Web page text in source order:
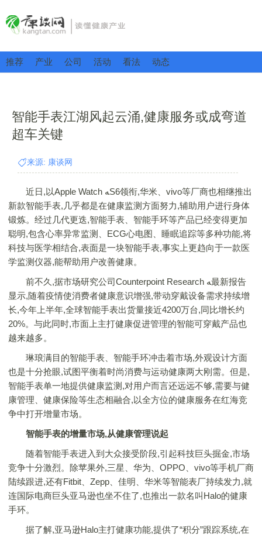
推荐 产业 公司 活动 看法 动态
智能手表江湖风起云涌,健康服务或成弯道
超车关键
来源: 康谈网
近日,以Apple Watch ﻪS6领衔,华米、vivo等厂商也相继推出
新款智能手表,几乎都是在健康监测方面努力,辅助用户进行身体
锻炼。经过几代更迭,智能手表、智能手环等产品已经变得更加
聪明,包含心率异常监测、ECG心电图、睡眠追踪等多种功能,将
科技与医学相结合,表面是一块智能手表,事实上更趋向于一款医
学监测仪器,能帮助用户改善健康。
前不久,据市场研究公司Counterpoint Research ﻪ最新报告
显示,随着疫情使消费者健康意识增强,带动穿戴设备需求持续增
长,今年上半年,全球智能手表出货量接近4200万台,同比增长约
20%。与此同时,市面上主打健康促进管理的智能可穿戴产品也
越来越多。
琳琅满目的智能手表、智能手环冲击着市场,外观设计方面
也是十分抢眼,试图平衡着时尚消费与运动健康两大刚需。但是,
智能手表单一地提供健康监测,对用户而言还远远不够,需要与健
康管理、健康保险等生态相融合,以全方位的健康服务在红海竞
争中打开增量市场。
智能手表的增量市场,从健康管理说起
随着智能手表进入到大众接受阶段,引起科技巨头掘金,市场
竞争十分激烈。除苹果外,三星、华为、OPPO、vivo等手机厂商
陆续跟进,还有Fitbit、Zepp、佳明、华米等智能表厂持续发力,就
连国际电商巨头亚马逊也坐不住了,也推出一款名叫Halo的健康
手环。
据了解,亚马逊Halo主打健康功能,提供了“积分”跟踪系统,在